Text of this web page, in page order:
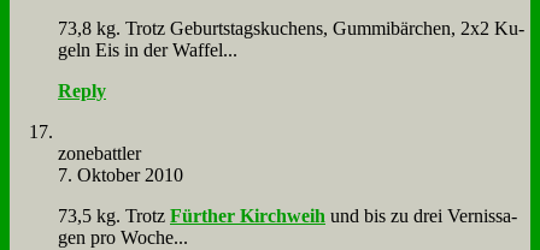
73,8 kg. Trotz Ge­burts­tags­ku­chens, Gum­mi­bär­chen, 2x2 Ku­
geln Eis in der Waf­fel...
Reply
zone­batt­ler
7. Oktober 2010
73,5 kg. Trotz Für­ther Kirch­weih und bis zu drei Ver­nis­sa­
gen pro Wo­che...